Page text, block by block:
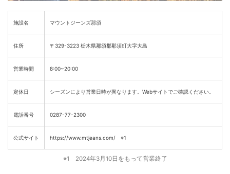
施設名 マウントジーンズ那須
住所 〒329-3223 栃木県那須郡那須町大字大島
営業時間 8:00~20:00
定休日 シーズンにより営業日時が異なります。Webサイトでご確認ください。
電話番号 0287-77-2300
公式サイト https://www.mtjeans.com/ ※1
※1 2024年3月10日をもって営業終了